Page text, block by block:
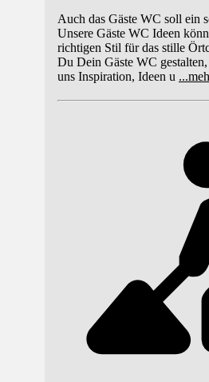
Auch das Gäste WC soll ein
Unsere Gäste WC Ideen
richtigen Stil für das stille
Du Dein Gäste WC
uns Inspiration, Ideen u ...